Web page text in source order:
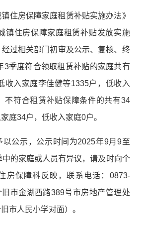
住房保障家庭租赁补贴实施办法》
镇住房保障家庭租赁补贴发放实施
过相关部门初审及公示、复核、终
3季度符合领取租赁补贴的家庭共有
收入家庭李佳健等1335户，低收入
不符合租赁补贴保障条件的共有34
庭34户，低收入家庭0户。
以公示，公示时间为2025年9月9至
的家庭或人员有异议，请及时向个
房保障科反映，联系电话：0873-
市金湖西路389号市房地产管理处
市人民小学对面）。